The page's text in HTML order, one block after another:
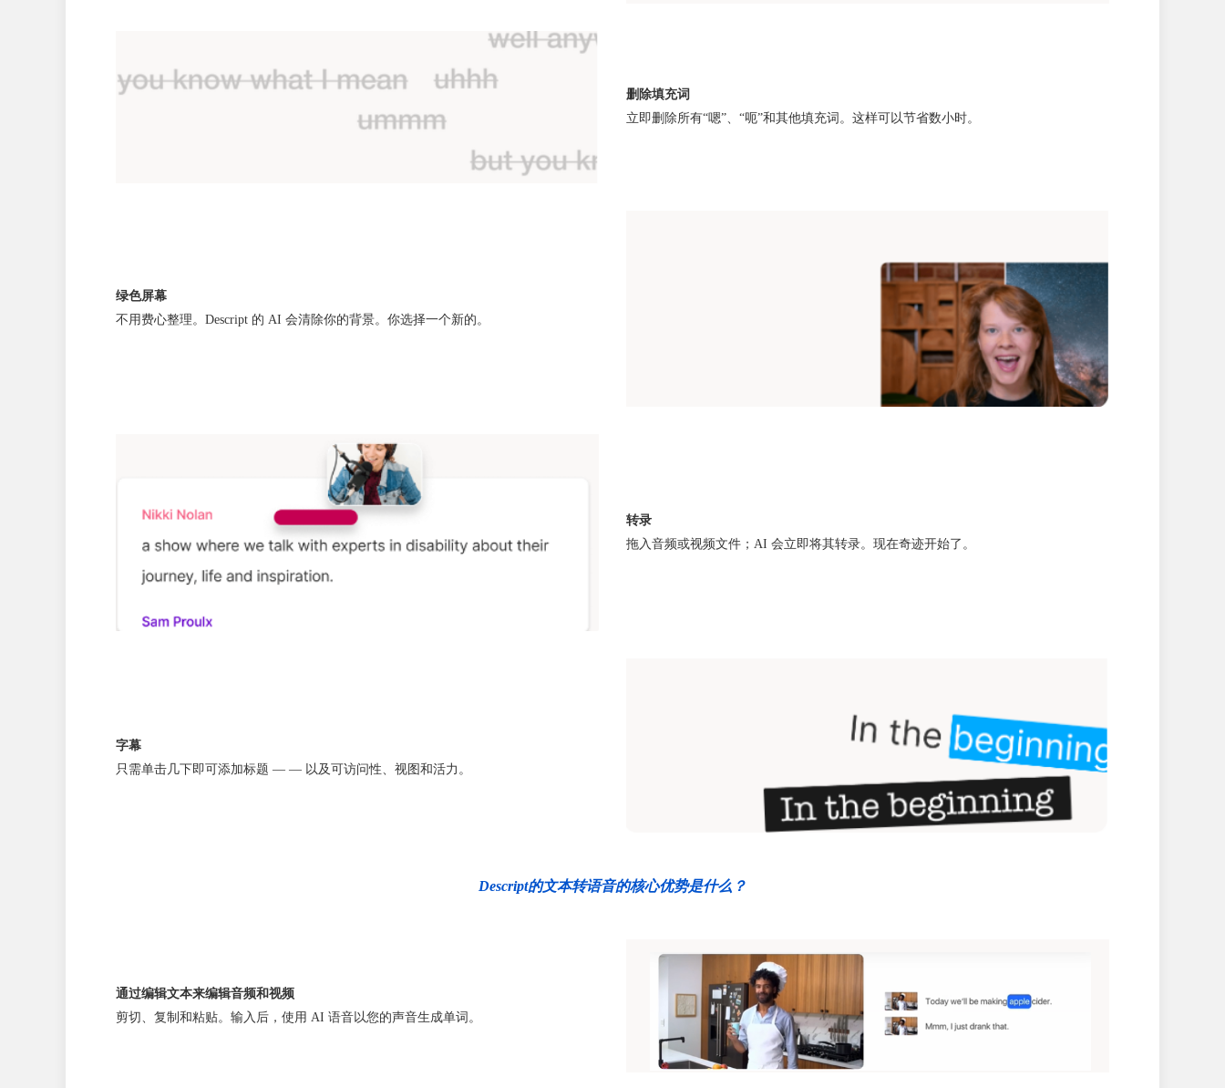
删除填充词
立即删除所有“嗯”、“呃”和其他填充词。这样可以节省数小时。
绿色屏幕
不用费心整理。Descript 的 AI 会清除你的背景。你选择一个新的。
转录
拖入音频或视频文件；AI 会立即将其转录。现在奇迹开始了。
字幕
只需单击几下即可添加标题 — — 以及可访问性、视图和活力。
Descript的文本转语音的核心优势是什么？
通过编辑文本来编辑音频和视频
剪切、复制和粘贴。输入后，使用 AI 语音以您的声音生成单词。